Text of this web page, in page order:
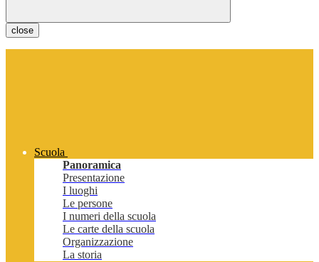
close
Scuola
Panoramica
Presentazione
I luoghi
Le persone
I numeri della scuola
Le carte della scuola
Organizzazione
La storia